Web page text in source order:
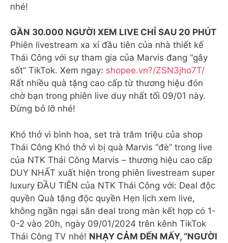
nhé!
GẦN 30.000 NGƯỜI XEM LIVE CHỈ SAU 20 PHÚT
Phiên livestream xa xỉ đầu tiên của nhà thiết kế
Thái Công với sự tham gia của Marvis đang “gây
sốt” TikTok. Xem ngay: shopee.vn?/ZSN3jho7T/
Rất nhiều quà tặng cao cấp từ thương hiệu đón
chờ bạn trong phiên live duy nhất tối 09/01 này.
Đừng bỏ lỡ nhé!
Khó thở vì bình hoa, set trà trăm triệu của shop
Thái Công Khó thở vì bị quà Marvis “đè” trong live
của NTK Thái Công Marvis – thương hiệu cao cấp
DUY NHẤT xuất hiện trong phiên livestream super
luxury ĐẦU TIÊN của NTK Thái Công với: Deal độc
quyền Quà tặng độc quyền Hẹn lịch xem live,
không ngần ngại săn deal trong màn kết hợp có 1-
0-2 vào 20h, ngày 09/01/2024 trên kênh TikTok
Thái Công TV nhé! NHẠY CẢM ĐẾN MẤY, “NGƯỜI